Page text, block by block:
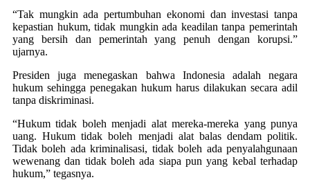
“Tak mungkin ada pertumbuhan ekonomi dan investasi tanpa
kepastian hukum, tidak mungkin ada keadilan tanpa pemerintah
yang bersih dan pemerintah yang penuh dengan korupsi.”
ujarnya.
Presiden juga menegaskan bahwa Indonesia adalah negara
hukum sehingga penegakan hukum harus dilakukan secara adil
tanpa diskriminasi.
“Hukum tidak boleh menjadi alat mereka-mereka yang punya
uang. Hukum tidak boleh menjadi alat balas dendam politik.
Tidak boleh ada kriminalisasi, tidak boleh ada penyalahgunaan
wewenang dan tidak boleh ada siapa pun yang kebal terhadap
hukum,” tegasnya.